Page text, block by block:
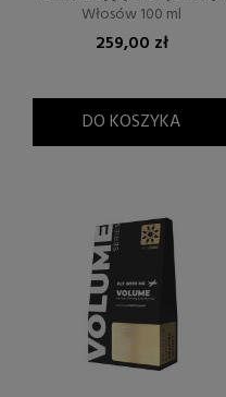
Włosów 100 ml
259,00 zł
DO KOSZYKA